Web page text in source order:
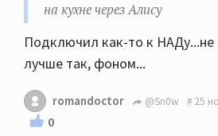
на кухне через Алису
Подключил как-то к НАДу...не
лучше так, фоном...
romandoctor @Sn0w 25
0